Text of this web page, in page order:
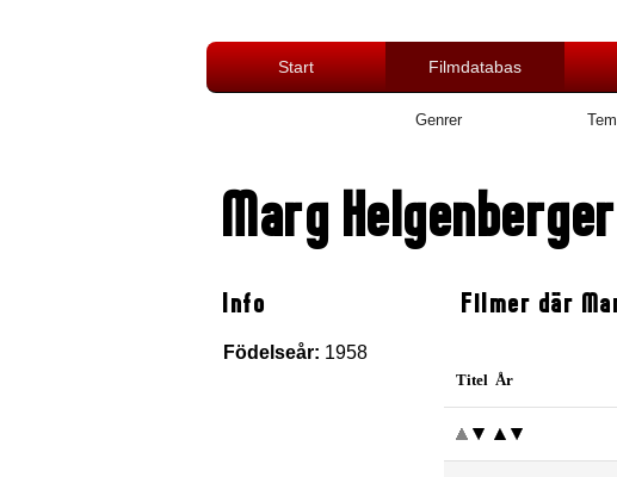
Start Filmdatabas
Genrer
Marg Helgenberger
Info
Födelseår: 1958
Filmer där
Titel År